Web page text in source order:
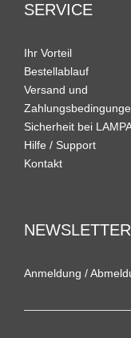
SERVICE
Ihr Vorteil
Bestellablauf
Versand und
Sicherheit bei
Hilfe / Support
Kontakt
NEWSLETTER
Anmeldung /